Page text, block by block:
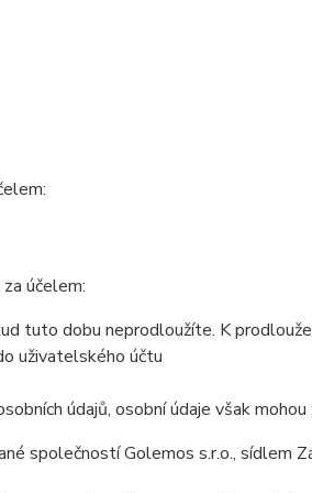
účelem:
tuto dobu neprodloužíte. K
uživatelského účtu
údajů, osobní údaje však
společností Golemos s.r.o., sídlem